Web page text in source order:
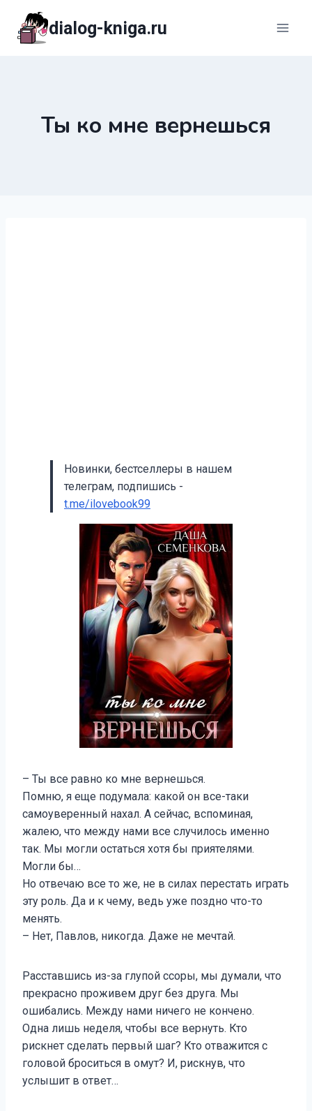
содержимому
dialog-kniga.ru
Ты ко мне вернешься
Новинки, бестселлеры в нашем
телеграм, подпишись -
t.me/ilovebook99
– Ты все равно ко мне вернешься.
Помню, я еще подумала: какой он все-таки
самоуверенный нахал. А сейчас, вспоминая,
жалею, что между нами все случилось именно
так. Мы могли остаться хотя бы приятелями.
Могли бы…
Но отвечаю все то же, не в силах перестать играть
эту роль. Да и к чему, ведь уже поздно что-то
менять.
– Нет, Павлов, никогда. Даже не мечтай.
Расставшись из-за глупой ссоры, мы думали, что
прекрасно проживем друг без друга. Мы
ошибались. Между нами ничего не кончено.
Одна лишь неделя, чтобы все вернуть. Кто
рискнет сделать первый шаг? Кто отважится с
головой броситься в омут? И, рискнув, что
услышит в ответ…